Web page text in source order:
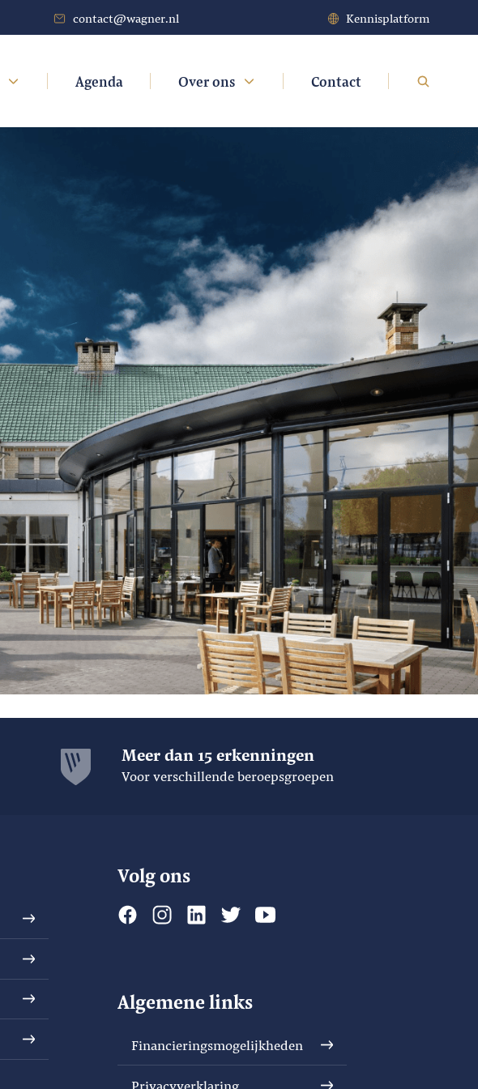
contact@wagner.nl Kennisplatform
Agenda Over ons Contact
Meer dan 15 erkenningen
Voor verschillende beroepsgroepen
Volg ons
Algemene links
Financieringsmogelijkheden
Privacyverklaring